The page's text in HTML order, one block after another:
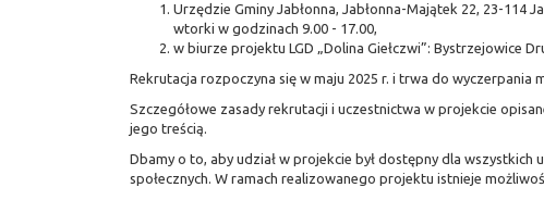
Urzędzie Gminy Jabłonna, Jabłonna-Majątek 22, 23-114
wtorki w godzinach 9.00 - 17.00,
w biurze projektu LGD „Dolina Giełczwi”: Bystrzejowice
Rekrutacja rozpoczyna się w maju 2025 r. i trwa do wyczerpania
Szczegółowe zasady rekrutacji i uczestnictwa w projekcie
jego treścią.
Dbamy o to, aby udział w projekcie był dostępny dla
społecznych. W ramach realizowanego projektu istnieje